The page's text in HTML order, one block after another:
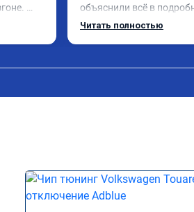
объяснили всё в
сумму записали.
Читать полностью